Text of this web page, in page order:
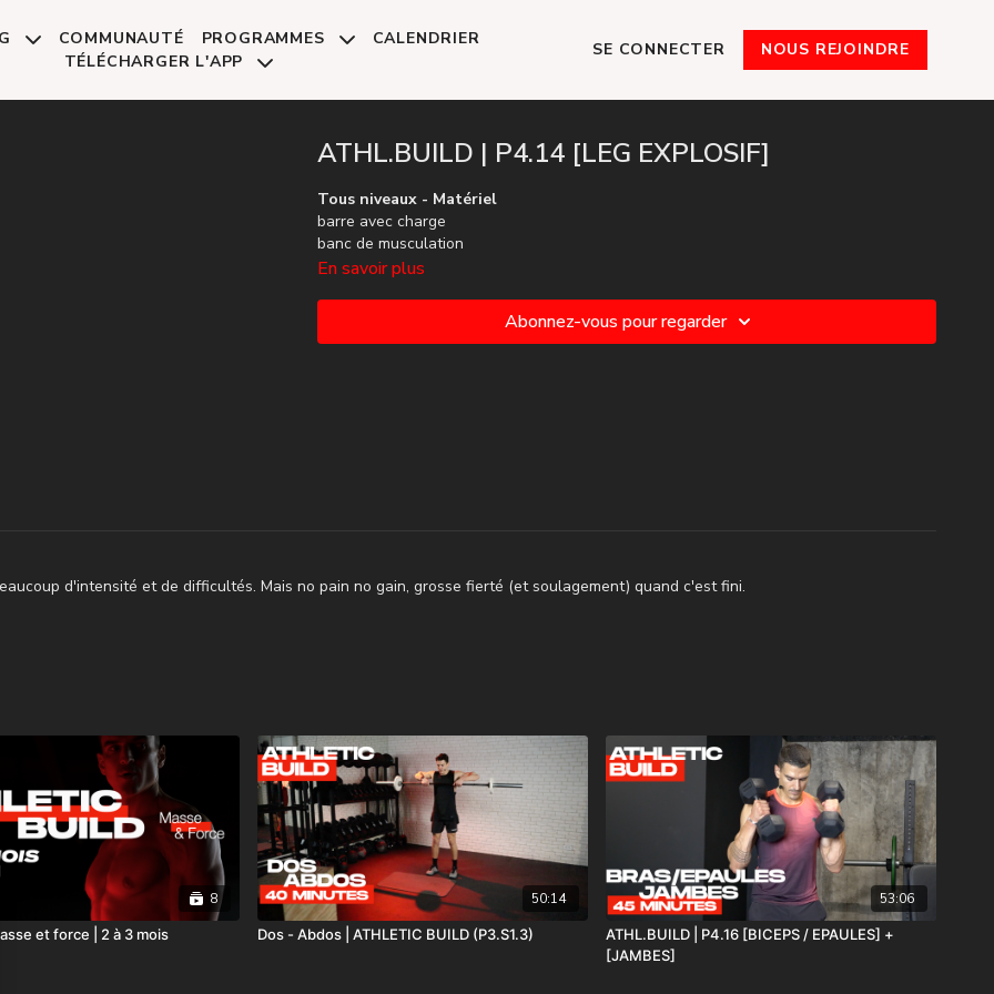
COMMUNAUTÉ PROGRAMMES
CALENDRIER
TÉLÉCHARGER L'APP
SE CONNECTER NOUS REJOINDRE
ATHL.BUILD | P4.14 [LEG EXPLOSIF]
Tous niveaux - Matériel
barre avec charge
banc de musculation
En savoir plus
Abonnez-vous pour regarder
d'intensité et de difficultés. Mais no pain no gain, grosse fierté (et soulagement) quand c'est fini.
8
et force | 2 à 3 mois
50:14
Dos - Abdos | ATHLETIC BUILD (P3.S1.3)
53:06
ATHL.BUILD | P4.16 [BICEPS / EPAULES] +
[JAMBES]